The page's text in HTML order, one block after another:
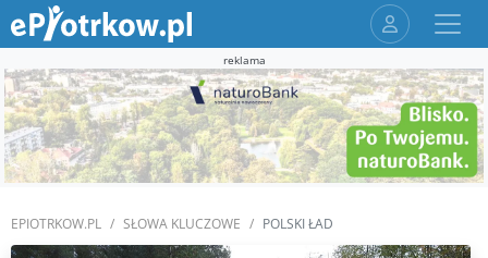
reklama
EPIOTRKOW.PL SŁOWA KLUCZOWE POLSKI ŁAD